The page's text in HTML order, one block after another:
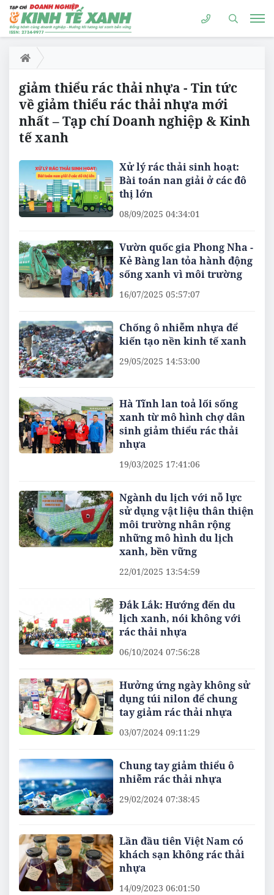
giảm thiểu rác thải nhựa - Tin tức
về giảm thiểu rác thải nhựa mới
nhất – Tạp chí Doanh nghiệp & Kinh
tế xanh
Xử lý rác thải sinh hoạt:
Bài toán nan giải ở các đô
thị lớn
08/09/2025 04:34:01
Vườn quốc gia Phong Nha -
Kẻ Bàng lan tỏa hành động
sống xanh vì môi trường
16/07/2025 05:57:07
Chống ô nhiễm nhựa để
kiến tạo nền kinh tế xanh
29/05/2025 14:53:00
Hà Tĩnh lan toả lối sống
xanh từ mô hình chợ dân
sinh giảm thiểu rác thải
nhựa
19/03/2025 17:41:06
Ngành du lịch với nỗ lực
sử dụng vật liệu thân thiện
môi trường nhân rộng
những mô hình du lịch
xanh, bền vững
22/01/2025 13:54:59
Đắk Lắk: Hướng đến du
lịch xanh, nói không với
rác thải nhựa
06/10/2024 07:56:28
Hưởng ứng ngày không sử
dụng túi nilon để chung
tay giảm rác thải nhựa
03/07/2024 09:11:29
Chung tay giảm thiểu ô
nhiễm rác thải nhựa
29/02/2024 07:38:45
Lần đầu tiên Việt Nam có
khách sạn không rác thải
nhựa
14/09/2023 06:01:50